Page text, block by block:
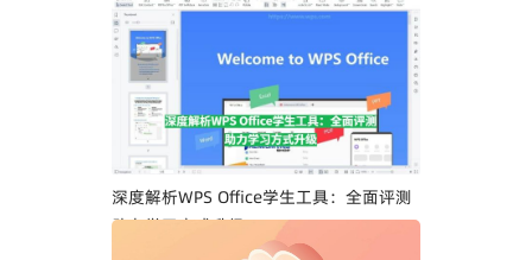
深度解析WPS Office学生工具：全面评测
助力学习方式升级